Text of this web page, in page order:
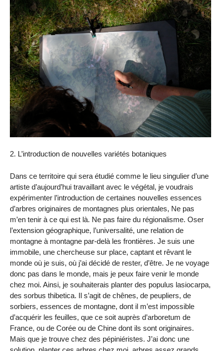
2. L’introduction de nouvelles variétés botaniques
Dans ce territoire qui sera étudié comme le lieu singulier d’une
artiste d’aujourd’hui travaillant avec le végétal, je voudrais
expérimenter l’introduction de certaines nouvelles essences
d’arbres originaires de montagnes plus orientales, Ne pas
m’en tenir à ce qui est là. Ne pas faire du régionalisme. Oser
l’extension géographique, l’universalité, une relation de
montagne à montagne par-delà les frontières. Je suis une
immobile, une chercheuse sur place, captant et rêvant le
monde où je suis, où j’ai décidé de rester, d’être. Je ne voyage
donc pas dans le monde, mais je peux faire venir le monde
chez moi. Ainsi, je souhaiterais planter des populus lasiocarpa,
des sorbus thibetica. Il s’agit de chênes, de peupliers, de
sorbiers, essences de montagne, dont il m’est impossible
d’acquérir les feuilles, que ce soit auprès d’arboretum de
France, ou de Corée ou de Chine dont ils sont originaires.
Mais que je trouve chez des pépiniéristes. J’ai donc une